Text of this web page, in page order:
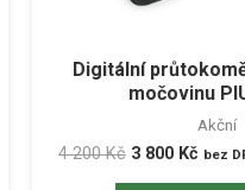
Digitální
močovinu
Akční
4 200Kč 3 800 Kč bez